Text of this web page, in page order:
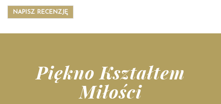
NAPISZ RECENZJĘ
Piękno Kształtem
Miłości